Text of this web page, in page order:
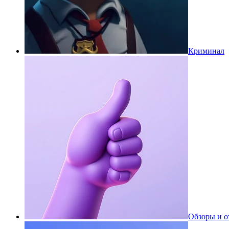
Криминал
Обзоры и